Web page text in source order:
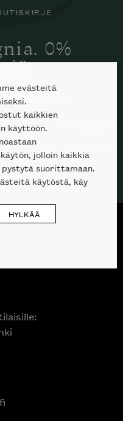
0%
Ammattilaisille
evästeitä
kaikkien
käyttöön.
jolloin kaikkia
suorittamaan.
käytöstä, käy
HYLKÄÄ